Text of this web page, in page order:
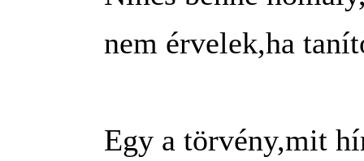
nem érvelek,ha
Egy a törvény,mit